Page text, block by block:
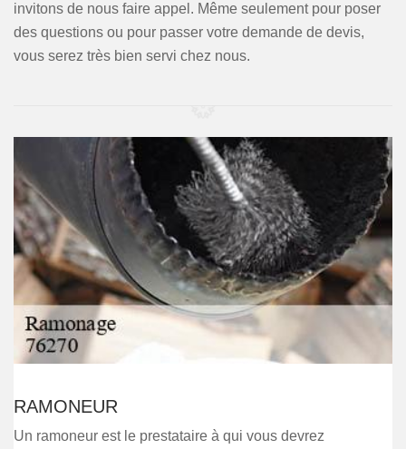
invitons de nous faire appel. Même seulement pour poser
des questions ou pour passer votre demande de devis,
vous serez très bien servi chez nous.
RAMONEUR
Un ramoneur est le prestataire à qui vous devrez